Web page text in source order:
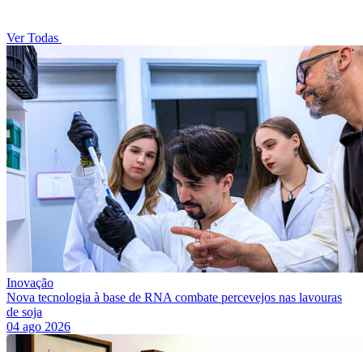
Ver Todas
Inovação
Nova tecnologia à base de RNA combate percevejos nas lavouras
de soja
04 ago 2026